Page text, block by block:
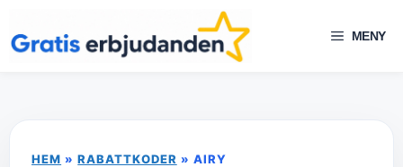
till
innehåll
MENY
HEM »RABATTKODER » AIRY